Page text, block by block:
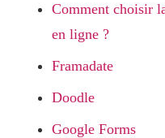
Comment choisir
en ligne ?
Framadate
Doodle
Google Forms